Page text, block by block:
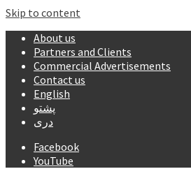
Skip to content
About us
Partners and Clients
Commercial Advertisements
Contact us
English
پشتو
دری
Facebook
YouTube